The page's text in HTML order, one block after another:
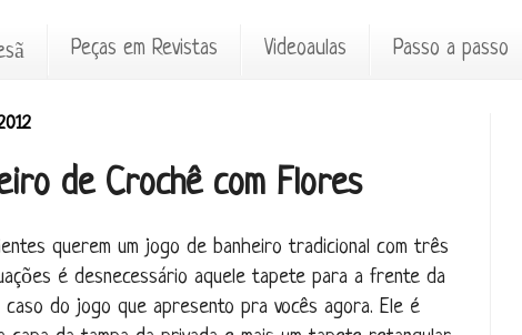
Peças em Revistas Videoaulas Passo a passo
de Crochê com Flores
querem um jogo de banheiro tradicional com três
é desnecessário aquele tapete para a frente da
caso do jogo que apresento pra vocês agora. Ele é